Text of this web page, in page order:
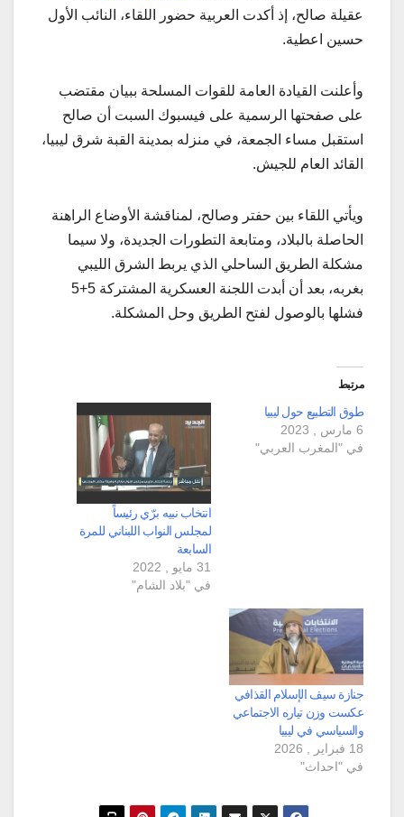
عقيلة صالح، إذ أكدت العربية حضور اللقاء، النائب الأول
حسين اعطية.
وأعلنت القيادة العامة للقوات المسلحة ببيان مقتضب
على صفحتها الرسمية على فيسبوك السبت أن صالح
استقبل مساء الجمعة، في منزله بمدينة القبة شرق ليبيا،
القائد العام للجيش.
ويأتي اللقاء بين حفتر وصالح، لمناقشة الأوضاع الراهنة
الحاصلة بالبلاد، ومتابعة التطورات الجديدة، ولا سيما
مشكلة الطريق الساحلي الذي يربط الشرق الليبي
بغربه، بعد أن أبدت اللجنة العسكرية المشتركة 5+5
فشلها بالوصول لفتح الطريق وحل المشكلة.
مرتبط
طوق التطبيع حول ليبيا
6 مارس , 2023
في "المغرب العربي"
انتخاب نبيه برّي رئيساً
لمجلس النواب اللبناني للمرة
السابعة
31 مايو , 2022
في "بلاد الشام"
جنازة سيف الإسلام القذافي
عكست وزن تياره الاجتماعي
والسياسي في ليبيا
18 فبراير , 2026
في "احداث"